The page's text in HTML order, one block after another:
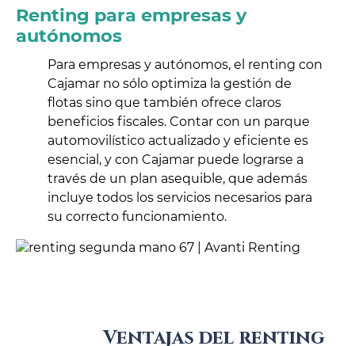
Renting para empresas y
autónomos
Para empresas y autónomos, el renting con
Cajamar no sólo optimiza la gestión de
flotas sino que también ofrece claros
beneficios fiscales. Contar con un parque
automovilístico actualizado y eficiente es
esencial, y con Cajamar puede lograrse a
través de un plan asequible, que además
incluye todos los servicios necesarios para
su correcto funcionamiento.
Ventajas del renting